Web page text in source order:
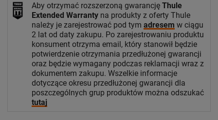
Aby otrzymać rozszerzoną gwarancję Thule
Extended Warranty na produkty z oferty Thule
należy je zarejestrować pod tym adresem w ciągu
2 lat od daty zakupu. Po zarejestrowaniu produktu
konsument otrzyma email, który stanowił będzie
potwierdzenie otrzymania przedłużonej gwarancji
oraz będzie wymagany podczas reklamacji wraz z
dokumentem zakupu. Wszelkie informacje
dotyczące okresu przedłużonej gwarancji dla
poszczególnych grup produktów można odszukać
tutaj